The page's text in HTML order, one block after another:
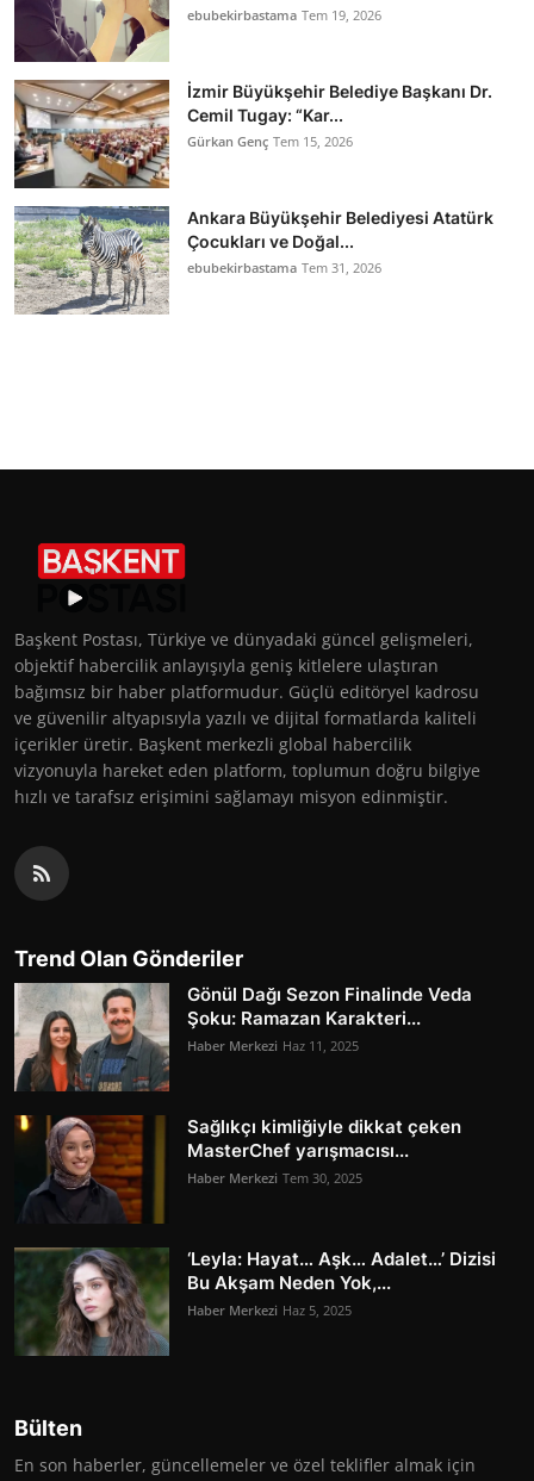
ebubekirbastama Tem 19, 2026
İzmir Büyükşehir Belediye Başkanı Dr.
Cemil Tugay: “Kar...
Gürkan Genç Tem 15, 2026
Ankara Büyükşehir Belediyesi Atatürk
Çocukları ve Doğal...
ebubekirbastama Tem 31, 2026
Başkent Postası, Türkiye ve dünyadaki güncel gelişmeleri,
objektif habercilik anlayışıyla geniş kitlelere ulaştıran
bağımsız bir haber platformudur. Güçlü editöryel kadrosu
ve güvenilir altyapısıyla yazılı ve dijital formatlarda kaliteli
içerikler üretir. Başkent merkezli global habercilik
vizyonuyla hareket eden platform, toplumun doğru bilgiye
hızlı ve tarafsız erişimini sağlamayı misyon edinmiştir.
Trend Olan Gönderiler
Gönül Dağı Sezon Finalinde Veda
Şoku: Ramazan Karakteri...
Haber Merkezi Haz 11, 2025
Sağlıkçı kimliğiyle dikkat çeken
MasterChef yarışmacısı...
Haber Merkezi Tem 30, 2025
‘Leyla: Hayat… Aşk… Adalet…’ Dizisi
Bu Akşam Neden Yok,...
Haber Merkezi Haz 5, 2025
Bülten
En son haberler, güncellemeler ve özel teklifler almak için